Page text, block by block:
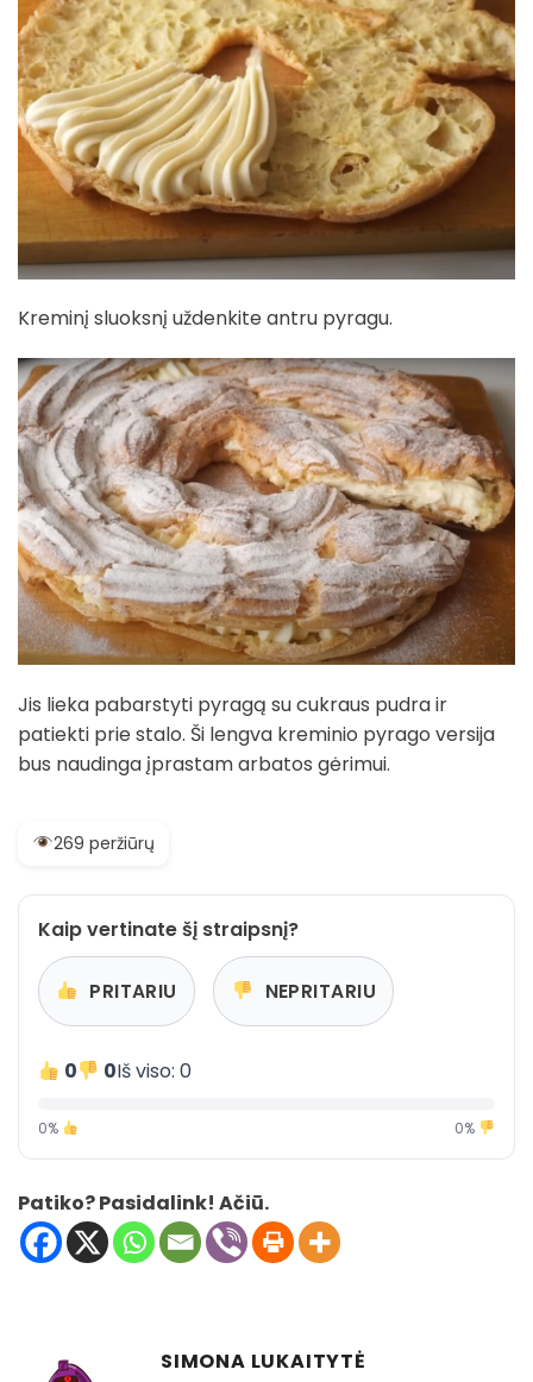
Kreminį sluoksnį uždenkite antru pyragu.
Jis lieka pabarstyti pyragą su cukraus pudra ir
patiekti prie stalo. Ši lengva kreminio pyrago versija
bus naudinga įprastam arbatos gėrimui.
269 peržiūrų
Kaip vertinate šį straipsnį?
PRITARIU NEPRITARIU
0 0Iš viso: 0
0% 0%
Patiko? Pasidalink! Ačiū.
SIMONA LUKAITYTĖ